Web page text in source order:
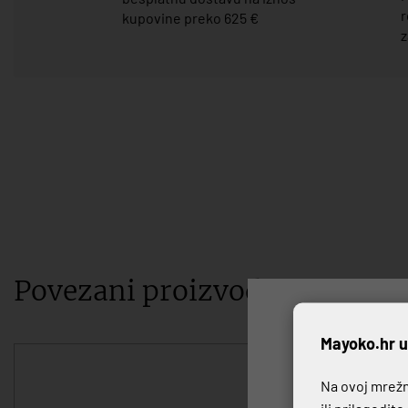
kupovine preko 625 €
Povezani proizvodi
Mayoko.hr
Na ovoj